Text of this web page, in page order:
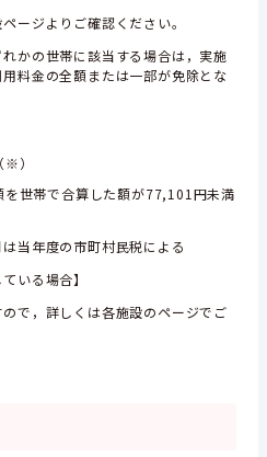
ージよりご確認ください。
かの世帯に該当する場合は，実施
料金の全額または一部が免除とな
）
を世帯で合算した額が77,101円未満
当年度の市町村民税による
いる場合】
で，詳しくは各施設のページでご